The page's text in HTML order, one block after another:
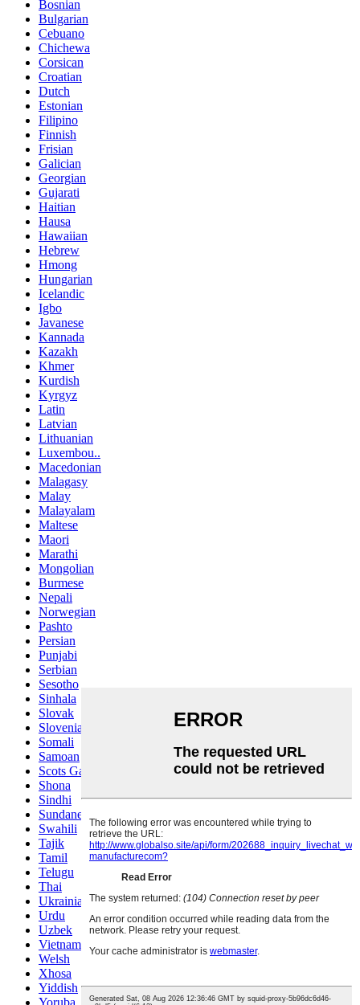
Bosnian
Bulgarian
Cebuano
Chichewa
Corsican
Croatian
Dutch
Estonian
Filipino
Finnish
Frisian
Galician
Georgian
Gujarati
Haitian
Hausa
Hawaiian
Hebrew
Hmong
Hungarian
Icelandic
Igbo
Javanese
Kannada
Kazakh
Khmer
Kurdish
Kyrgyz
Latin
Latvian
Lithuanian
Luxembou..
Macedonian
Malagasy
Malay
Malayalam
Maltese
Maori
Marathi
Mongolian
Burmese
Nepali
Norwegian
Pashto
Persian
Punjabi
Serbian
Sesotho
Sinhala
Slovak
Slovenian
Somali
Samoan
Scots Gaelic
Shona
Sindhi
Sundanese
Swahili
Tajik
Tamil
Telugu
Thai
Ukrainian
Urdu
Uzbek
Vietnamese
Welsh
Xhosa
Yiddish